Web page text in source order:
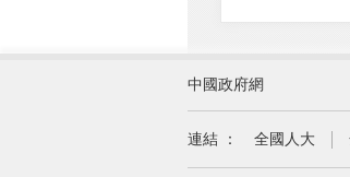
外交部
國家民族事
司法部
中國政府網
連結 ： 全國人大